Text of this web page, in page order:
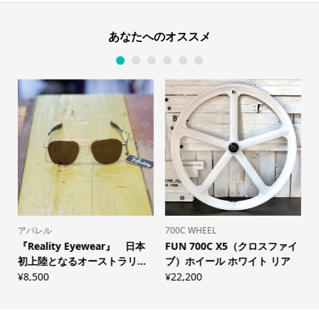
あなたへのオススメ
アパレル
『Reality Eyewear』 日本
初上陸となるオーストラリ...
¥8,500
700C WHEEL
FUN 700C X5（クロスファイ
ブ）ホイール ホワイト リア
¥22,200
1 2 3 4 5 6